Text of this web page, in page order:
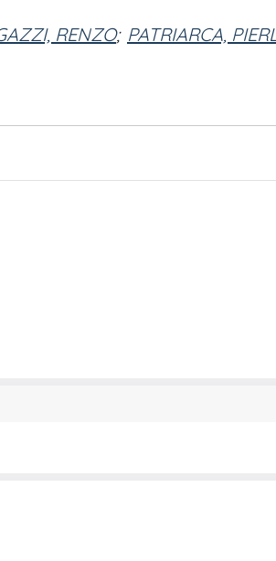
RENZO; PATRIARCA,